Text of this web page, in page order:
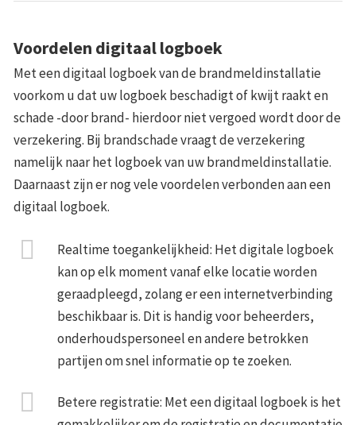
Voordelen digitaal logboek
Met een digitaal logboek van de brandmeldinstallatie
voorkom u dat uw logboek beschadigt of kwijt raakt en
schade -door brand- hierdoor niet vergoed wordt door de
verzekering. Bij brandschade vraagt de verzekering
namelijk naar het logboek van uw brandmeldinstallatie.
Daarnaast zijn er nog vele voordelen verbonden aan een
digitaal logboek.
Realtime toegankelijkheid: Het digitale logboek
kan op elk moment vanaf elke locatie worden
geraadpleegd, zolang er een internetverbinding
beschikbaar is. Dit is handig voor beheerders,
onderhoudspersoneel en andere betrokken
partijen om snel informatie op te zoeken.
Betere registratie: Met een digitaal logboek is het